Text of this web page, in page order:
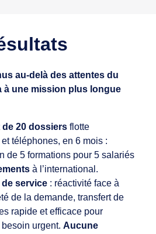
au-delà des attentes du
à une mission plus longue
de 20 dossiersflotte
téléphones, en 6 mois :
de 5 formations pour 5 salariés
à l’international.
service: réactivité face à
de la demande, transfert de
rapide et efficace pour
urgent. Aucune